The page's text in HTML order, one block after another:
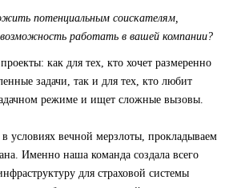
потенциальным соискателям,
работать в вашей компании?
как для тех, кто хочет размеренно
задачи, так и для тех, кто любит
режиме и ищет сложные вызовы.
вечной мерзлоты, прокладываем
Именно наша команда создала всего
для страховой системы